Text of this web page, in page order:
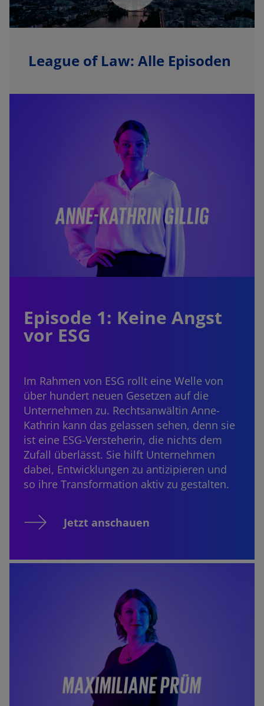
League of Law: Alle Episoden
Episode 1: Keine Angst
vor ESG
Im Rahmen von ESG rollt eine Welle von
über hundert neuen Gesetzen auf die
Unternehmen zu. Rechtsanwältin Anne-
Kathrin kann das gelassen sehen, denn sie
ist eine ESG-Versteherin, die nichts dem
Zufall überlässt. Sie hilft Unternehmen
dabei, Entwicklungen zu antizipieren und
so ihre Transformation aktiv zu gestalten.
Jetzt anschauen